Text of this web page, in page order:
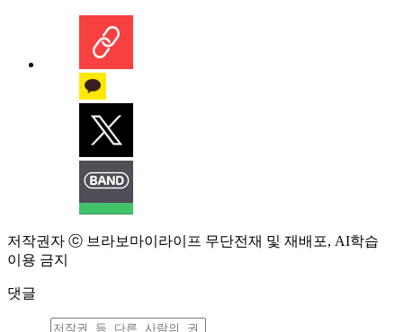
저작권자 ⓒ 브라보마이라이프 무단전재 및 재배포, AI학습
이용 금지
댓글